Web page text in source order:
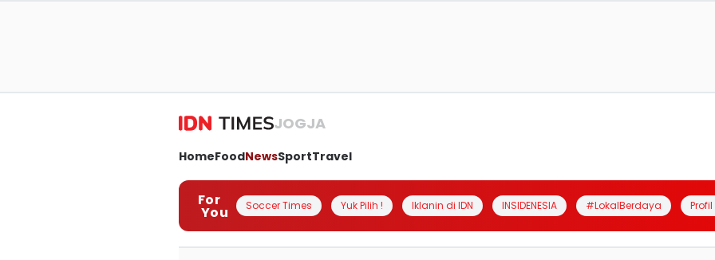
JOGJA
HomeFoodNewsSportTravel
For
You Soccer Times Yuk Pilih ! Iklanin di IDN INSIDENESIA #LokalBerdaya